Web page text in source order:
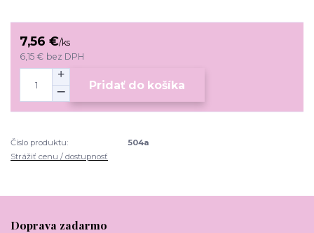
7,56 €/ks
6,15 € bez DPH
Pridať do košíka
Číslo produktu:
504a
Strážiť cenu / dostupnosť
Doprava zadarmo